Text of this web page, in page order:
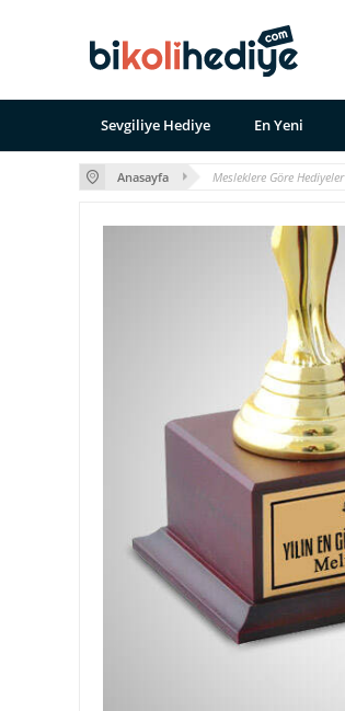
Sevgiliye Hediye En Yeni
Anasayfa Mesleklere Göre Hediyeler